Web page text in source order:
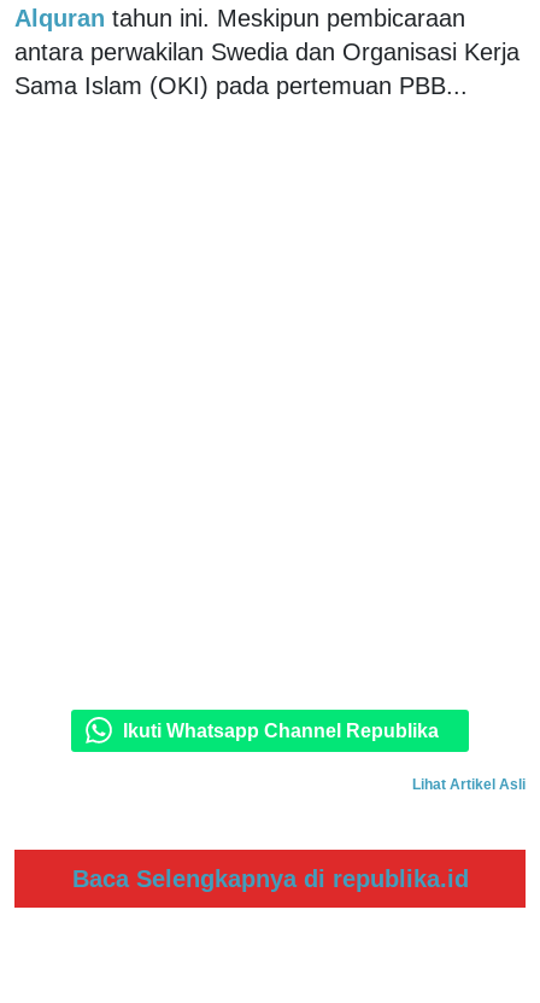
Alquran tahun ini. Meskipun pembicaraan
antara perwakilan Swedia dan Organisasi Kerja
Sama Islam (OKI) pada pertemuan PBB...
Ikuti Whatsapp Channel Republika
Lihat Artikel Asli
Baca Selengkapnya di republika.id